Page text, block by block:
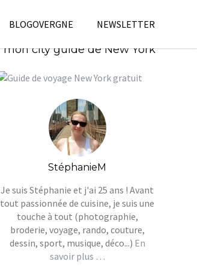
BLOGOVERGNE NEWSLETTER
mon city guide de New York
StéphanieM
Je suis Stéphanie et j'ai 25 ans ! Avant
tout passionnée de cuisine, je suis une
touche à tout (photographie,
broderie, voyage, rando, couture,
dessin, sport, musique, déco...) En
savoir plus …